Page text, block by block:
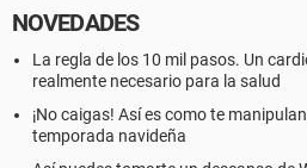
NOVEDADES
La regla de los 10 mil pasos. Un
realmente necesario para la salud
¡No caigas! Así es como te
temporada navideña